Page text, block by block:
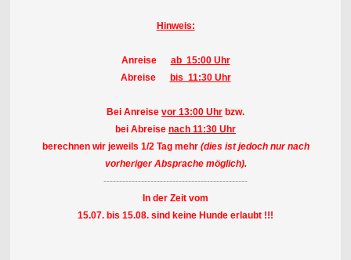
Hinweis:
Anreise ab 15:00 Uhr
Abreise
bis 11:30 Uhr
Bei Anreise vor 13:00 Uhr bzw.
bei Abreise nach 11:30 Uhr
berechnen wir jeweils 1/2 Tag mehr (dies ist jedoch nur nach
vorheriger Absprache möglich).
----------------------------------------------
In der Zeit vom
15.07. bis 15.08. sind keine Hunde erlaubt !!!